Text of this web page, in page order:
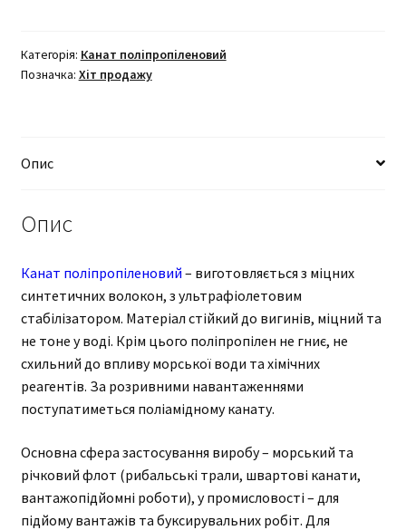
мм
–
Категорія: Канат поліпропіленовий
Позначка: Хіт продажу
Опис
Опис
Канат поліпропіленовий – виготовляється з міцних
синтетичних волокон, з ультрафіолетовим
стабілізатором. Матеріал стійкий до вигинів, міцний та
не тоне у воді. Крім цього поліпропілен не гниє, не
схильний до впливу морської води та хімічних
реагентів. За розривними навантаженнями
поступатиметься поліамідному канату.
Основна сфера застосування виробу – морський та
річковий флот (рибальські трали, швартові канати,
вантажопідйомні роботи), у промисловості – для
підйому вантажів та буксирувальних робіт. Для